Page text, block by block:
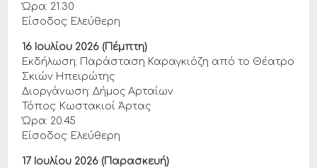
Ώρα: 21.30
Είσοδος: Ελεύθερη
16 Ιουλίου 2026 (Πέμπτη)
Εκδήλωση: Παράσταση Καραγκιόζη από το Θέατρο
Σκιών Ηπειρώτης
Διοργάνωση: Δήμος Αρταίων
Τόπος: Κωστακιοί Άρτας
Ώρα: 20.45
Είσοδος: Ελεύθερη
17 Ιουλίου 2026 (Παρασκευή)